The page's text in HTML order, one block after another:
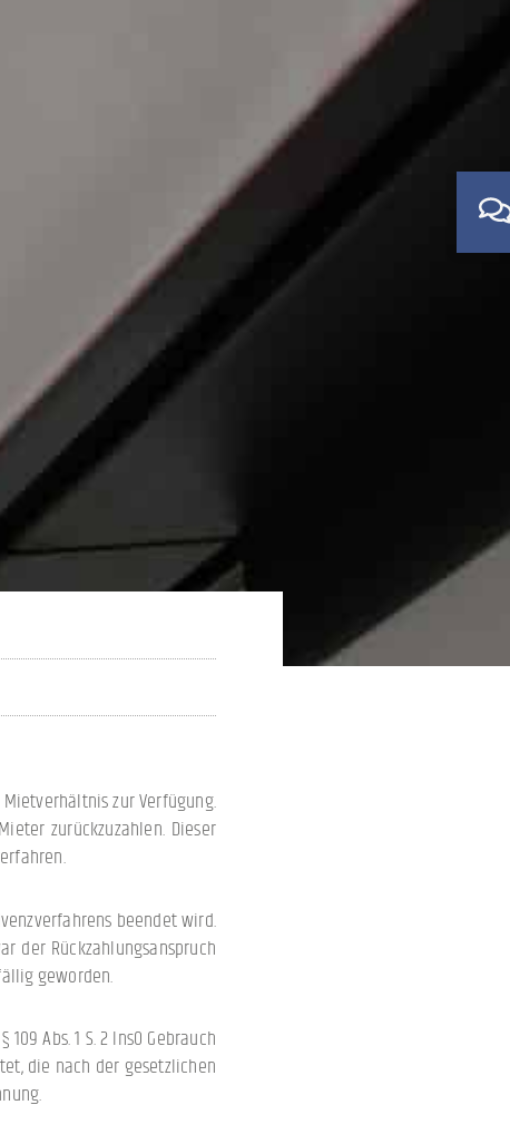
zur Verfügung.
zurückzuzahlen. Dieser
beendet wird.
der Rückzahlungsanspruch
geworden.
Abs. 1 S. 2 InsO Gebrauch
die nach der gesetzlichen